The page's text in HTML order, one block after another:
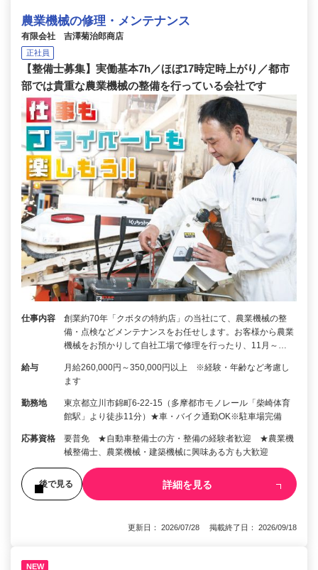
農業機械の修理・メンテナンス
有限会社 吉澤菊治郎商店
正社員
【整備士募集】実働基本7h／ほぼ17時定時上がり／都市
部では貴重な農業機械の整備を行っている会社です
仕事内容
創業約70年「クボタの特約店」の当社にて、農業機械の整
備・点検などメンテナンスをお任せします。お客様から農業
機械をお預かりして自社工場で修理を行ったり、11月～…
給与
月給260,000円～350,000円以上 ※経験・年齢など考慮し
ます
勤務地
東京都立川市錦町6-22-15（多摩都市モノレール「柴崎体育
館駅」より徒歩11分）★車・バイク通勤OK※駐車場完備
応募資格
要普免 ★自動車整備士の方・整備の経験者歓迎 ★農業機
械整備士、農業機械・建築機械に興味ある方も大歓迎
後で見る 詳細を見る
更新日： 2026/07/28 掲載終了日： 2026/09/18
NEW